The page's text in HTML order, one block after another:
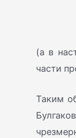
(а в
части
Таким